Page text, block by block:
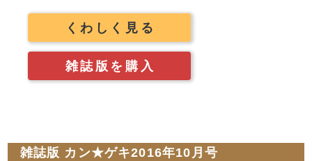
くわしく見る
雑誌版を購入
雑誌版 カン★ゲキ2016年10月号